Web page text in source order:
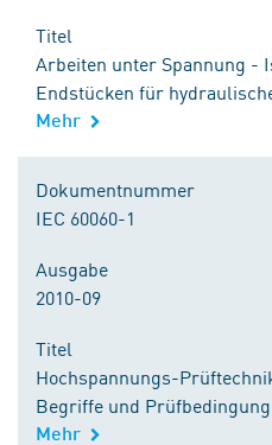
Titel
Arbeiten unter Spannung -
Endstücken für
Mehr
Dokumentnummer
IEC 60060-1
Ausgabe
2010-09
Titel
Hochspannungs-
Begriffe und
Mehr